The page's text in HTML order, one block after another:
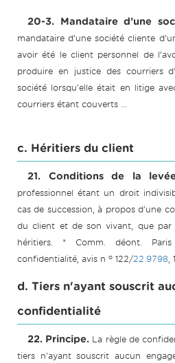
20-3. Mandataire d’une
mandataire d’une société cliente
avoir été le client personnel de
produire en justice des courriers
société lorsqu'elle était en litige
courriers étant couverts ...
c. Héritiers du client
21. Conditions de la
professionnel étant un droit
cas de succession, à propos d'une
du client et de son vivant, que par
héritiers. * Comm. déont.
confidentialité, avis n o 122/22.9798,
d. Tiers n'ayant souscrit
confidentialité
22. Principe. La règle de
tiers n'ayant souscrit aucun